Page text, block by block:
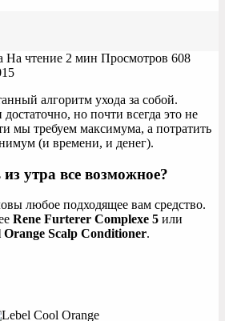
На чтение 2 мин Просмотров 608
алгоритм ухода за собой.
но почти всегда это не
мы требуем максимума, а потратить
(и времени, и денег).
утра все возможное?
любое подходящее вам средство.
Rene Furterer Complexe 5 или
Orange Scalp Conditioner.